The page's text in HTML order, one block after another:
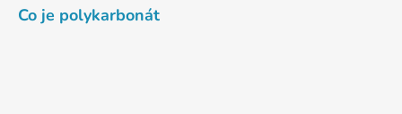
Co je polykarbonát